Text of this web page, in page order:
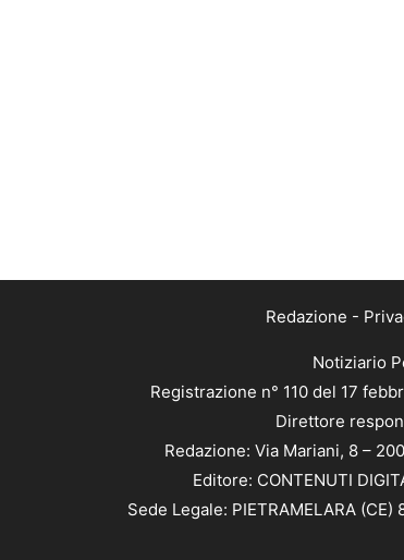
Redazione -
Notiziario
Registrazione n° 110 del 17
Direttore
Redazione: Via Mariani, 8 –
Editore: CONTENUTI
Sede Legale: PIETRAMELARA